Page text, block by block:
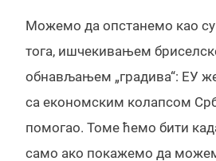
Можемо да опстанемо као
тога, ишчекивањем
обнављањем „градива“: ЕУ
са економским колапсом
помогао. Томе ћемо бити
само ако покажемо да